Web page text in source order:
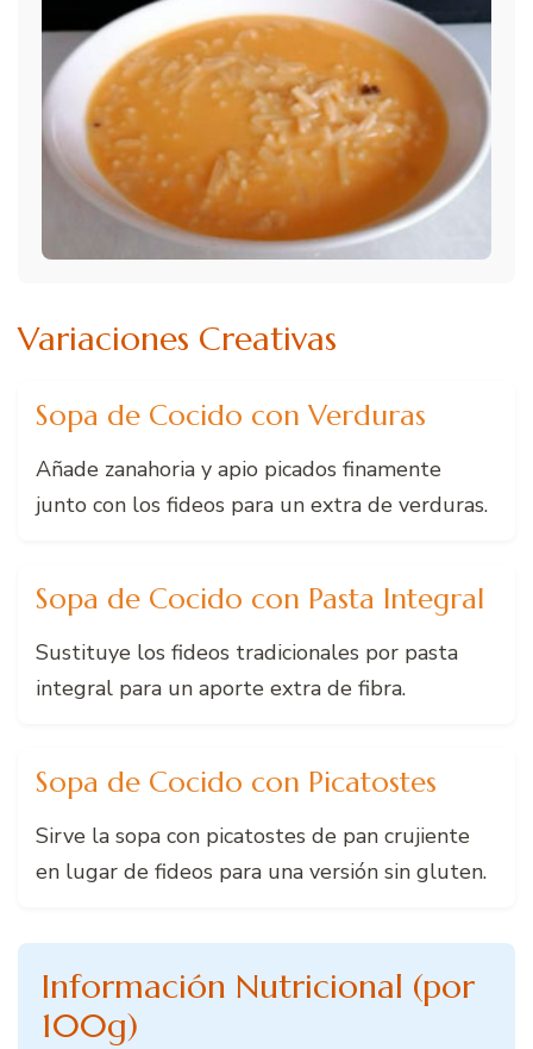
Variaciones Creativas
Sopa de Cocido con Verduras
Añade zanahoria y apio picados finamente
junto con los fideos para un extra de verduras.
Sopa de Cocido con Pasta Integral
Sustituye los fideos tradicionales por pasta
integral para un aporte extra de fibra.
Sopa de Cocido con Picatostes
Sirve la sopa con picatostes de pan crujiente
en lugar de fideos para una versión sin gluten.
Información Nutricional (por
100g)